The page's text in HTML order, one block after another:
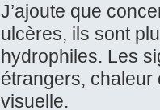
J’ajoute que
ulcères, ils sont
hydrophiles. Les
étrangers, chaleur
visuelle.